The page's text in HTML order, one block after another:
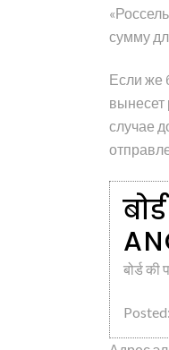
сумму
Если же
вынесет
случае
बोर्ड की